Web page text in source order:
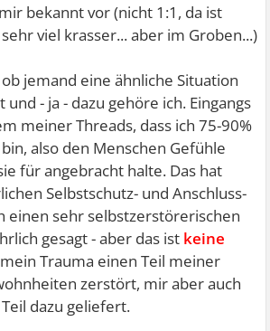
bekannt vor (nicht 1:1, da ist
viel krasser... aber im Groben...)
jemand eine ähnliche Situation
- ja - dazu gehöre ich. Eingangs
meiner Threads, dass ich 75-90%
also den Menschen Gefühle
für angebracht halte. Das hat
Selbstschutz- und Anschluss-
einen sehr selbstzerstörerischen
gesagt - aber das ist keine
Trauma einen Teil meiner
zerstört, mir aber auch
dazu geliefert.